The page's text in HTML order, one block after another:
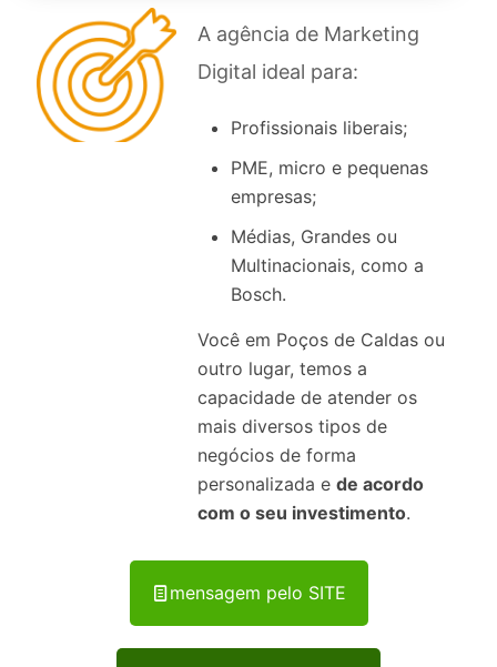
A agência de Marketing
Digital ideal para:
Profissionais liberais;
PME, micro e pequenas
empresas;
Médias, Grandes ou
Multinacionais, como a
Bosch.
Você em Poços de Caldas ou
outro lugar, temos a
capacidade de atender os
mais diversos tipos de
negócios de forma
personalizada e de acordo
com o seu investimento.
mensagem pelo SITE